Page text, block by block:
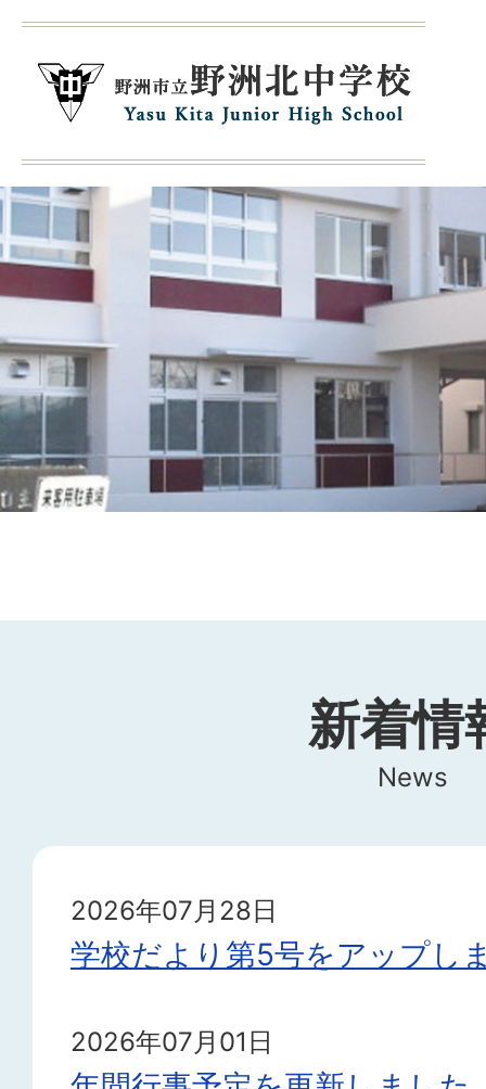
1
枚
目
の
ス
ラ
イ
ド
新着情
News
2026年07月28日
学校だより第5号をアップし
2026年07月01日